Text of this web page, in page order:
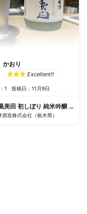
かおり
Excellent!!
1 投稿日：11月9日
美田 初しぼり 純米吟醸 無濾
酒造株式会社（栃木県）